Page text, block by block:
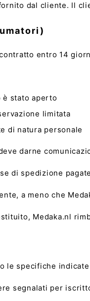
dal cliente. Il
entro 14
stato aperto
limitata
di natura personale
darne
di spedizione
a meno che
Medaka.nl
le specifiche
segnalati per